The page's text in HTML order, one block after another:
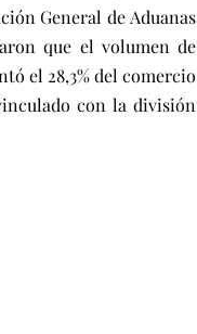
General de Aduanas
que el volumen de
el 28,3% del comercio
con la división